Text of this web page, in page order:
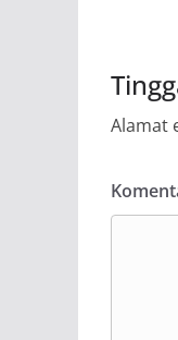
Alamat